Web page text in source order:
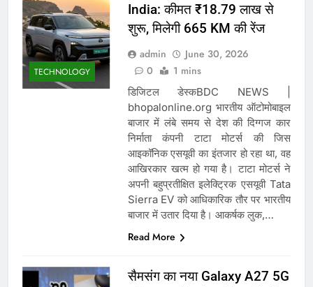
TECHNOLOGY
India: कीमत ₹18.79 लाख से
शुरू, मिलेगी 665 KM की रेंज
admin
June 30, 2026
0
1 mins
डिजिटल डेस्कBDC NEWS |
bhopalonline.org भारतीय ऑटोमोबाइल
बाजार में लंबे समय से देश की दिग्गज कार
निर्माता कंपनी टाटा मोटर्स की जिस
आइकॉनिक एसयूवी का इंतजार हो रहा था, वह
आखिरकार खत्म हो गया है। टाटा मोटर्स ने
अपनी बहुप्रतीक्षित इलेक्ट्रिक एसयूवी Tata
Sierra EV को आधिकारिक तौर पर भारतीय
बाजार में उतार दिया है। आकर्षक लुक,…
Read More
सैमसंग का नया Galaxy A27 5G